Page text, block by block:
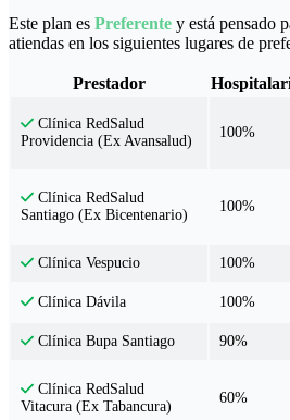
Este plan es Preferente y está pensado
atiendas en los siguientes lugares de
Prestador
Clínica RedSalud
Providencia (Ex Avansalud)
100%
Clínica RedSalud
Santiago (Ex Bicentenario)
100%
Clínica Vespucio 100%
Clínica Dávila 100%
Clínica Bupa Santiago 90%
Clínica RedSalud
Vitacura (Ex Tabancura)
60%